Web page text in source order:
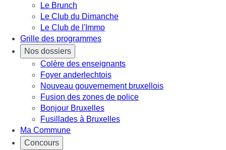
Le Brunch
Le Club du Dimanche
Le Club de l'Immo
Grille des programmes
Nos dossiers
Colère des enseignants
Foyer anderlechtois
Nouveau gouvernement bruxellois
Fusion des zones de police
Bonjour Bruxelles
Fusillades à Bruxelles
Ma Commune
Concours